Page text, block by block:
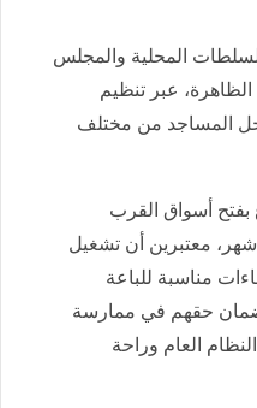
المحلية والمجلس
عبر تنظيم
المساجد من مختلف
بفتح أسواق القرب
معتبرين أن تشغيل
مناسبة للباعة
ضمان حقهم في ممارسة
العام وراحة